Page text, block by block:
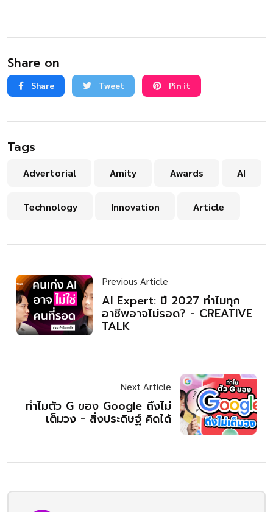
Share on
Share Tweet Pin it
Tags
Advertorial Amity Awards AI
Technology Innovation Article
Previous Article
AI Expert: ปี 2027 ทำไมทุก
อาชีพอาจไม่รอด? - CREATIVE
TALK
Next Article
ทำไมตัว G ของ Google ถึงไม่
เต็มวง - สิ่งประดิษฐ์ คิดได้